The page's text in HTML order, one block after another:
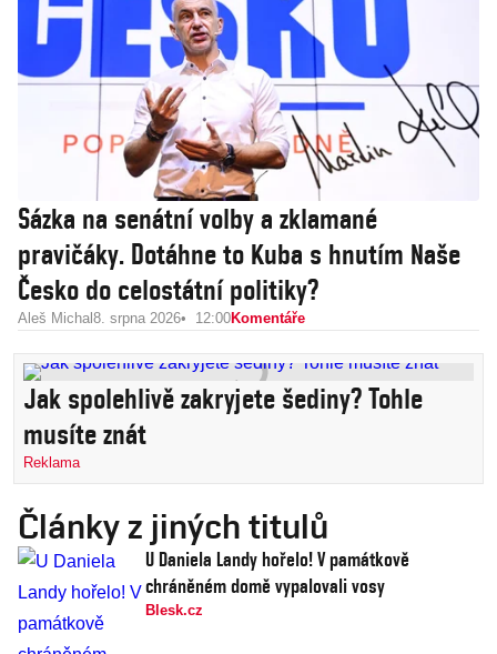
Sázka na senátní volby a zklamané
pravičáky. Dotáhne to Kuba s hnutím Naše
Česko do celostátní politiky?
Aleš Michal 8. srpna 2026 12:00Komentáře
Jak spolehlivě zakryjete šediny? Tohle
musíte znát
Reklama
Články z jiných titulů
U Daniela Landy hořelo! V památkově
chráněném domě vypalovali vosy
Blesk.cz